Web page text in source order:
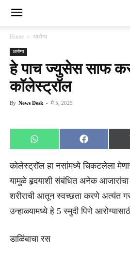
Home आरोग्य
आरोग्य
हे पाच ज्युसेस साफ
कॉलेस्ट्रॉल
By News Desk - मे 5, 2025
Share
on
WhatsApp
Share
on
Facebook
कोलेस्ट्रॉल हा नसांमध्ये चिकटलेला
यामुळे हृदयाशी संबंधित अनेक आजारांचा
शरीराची आतून स्वच्छता करणे अत्यंत
उन्हाळ्यामध्ये हे 5 स्मुदी पिणे
डाळिंबाचा रस